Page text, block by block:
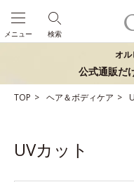
検索
メニュー
オル
公式通販だ
TOP ヘア＆ボディケア
UVカット